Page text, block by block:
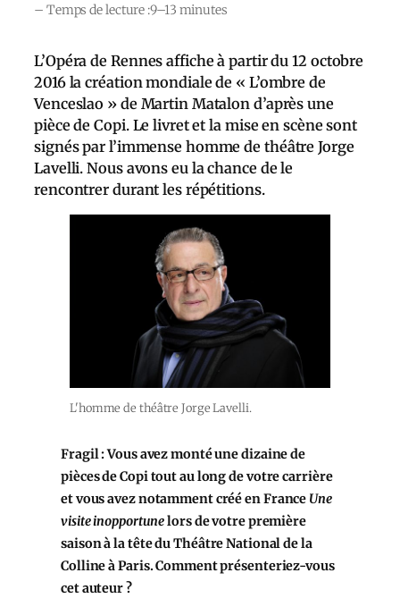
– Temps de lecture :9–13 minutes
L’Opéra de Rennes affiche à partir du 12 octobre
2016 la création mondiale de « L’ombre de
Venceslao » de Martin Matalon d’après une
pièce de Copi. Le livret et la mise en scène sont
signés par l’immense homme de théâtre Jorge
Lavelli. Nous avons eu la chance de le
rencontrer durant les répétitions.
L'homme de théâtre Jorge Lavelli.
Fragil : Vous avez monté une dizaine de
pièces de Copi tout au long de votre carrière
et vous avez notamment créé en France Une
visite inopportunelors de votre première
saison à la tête du Théâtre National de la
Colline à Paris. Comment présenteriez-vous
cet auteur ?